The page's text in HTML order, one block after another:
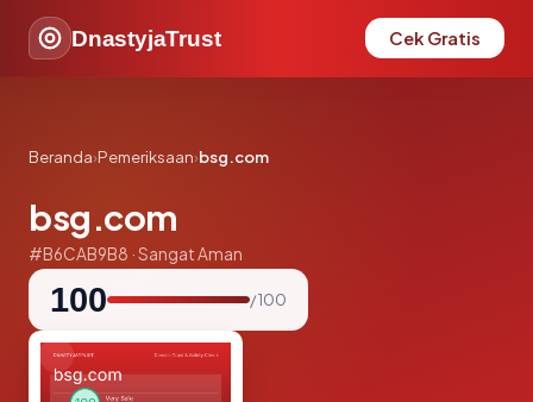
DnastyjaTrust Cek Gratis
Beranda›Pemeriksaan›bsg.com
bsg.com
#B6CAB9B8 · Sangat Aman
100 / 100